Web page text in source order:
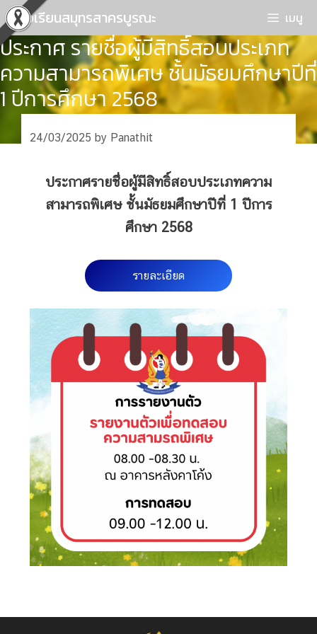
Skip
to
content
โรงเรียนสมุทรสาครบูรณะ เมนู
ประกาศ รายชื่อผู้มีสิทธิ์สอบประเภท
ความสามารถพิเศษ ชั้นมัธยมศึกษาปีที่
1 ปีการศึกษา 2568
24/03/2025 by Panathit
ประกาศรายชื่อผู้มีสิทธิ์สอบประเภทความ
สามารถพิเศษ ชั้นมัธยมศึกษาปีที่ 1 ปีการ
ศึกษา 2568
รายละเอียด